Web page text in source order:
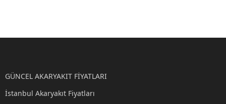
GÜNCEL AKARYAKIT FİYATLARI
İstanbul Akaryakıt Fiyatları